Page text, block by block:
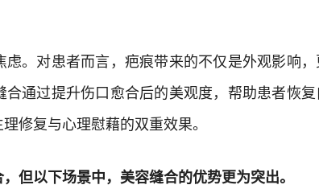
。对患者而言，疤痕带来的不仅是外观影响，
通过提升伤口愈合后的美观度，帮助患者恢
修复与心理慰藉的双重效果。
以下场景中，美容缝合的优势更为突出。